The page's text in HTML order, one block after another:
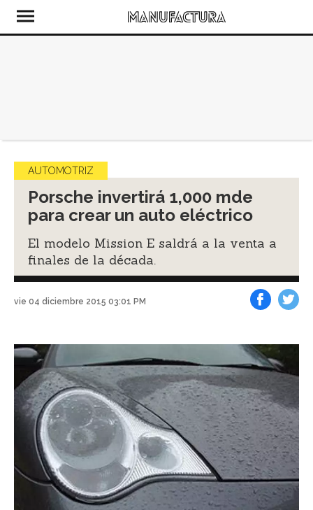
AUTOMOTRIZ
Porsche invertirá 1,000 mde
para crear un auto eléctrico
El modelo Mission E saldrá a la venta a
finales de la década.
vie 04 diciembre 2015 03:01 PM